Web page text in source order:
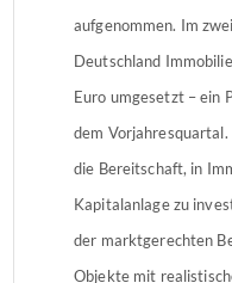
aufgenommen. Im
Deutschland
Euro umgesetzt – ein
dem
die Bereitschaft, in
Kapitalanlage zu
der marktgerechten
Objekte mit